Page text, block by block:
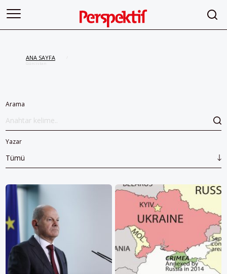
ANA SAYFA
Gürcistan
Arama
Yazar
Tümü